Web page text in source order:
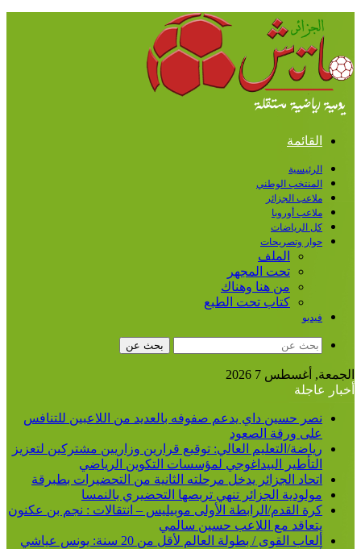
القائمة
الرئيسية
المنتخب الوطني
ملاعب الجزائر
ملاعب أوروبا
كل الرياضات
حوار وتصريحات
الملف
تحت المجهر
من هنا وهناك
كتاب تحت الطبع
فيديو
بحث عن
الجمعة, أغسطس 7 2026
أخبار عاجلة
نصر حسين داي يدعم صفوفه بالعديد من اللاعبين للتنافس
على ورقة الصعود
رياضة/التعليم العالي: توقيع قرارين وزاريين مشتركين لتعزيز
التأطير البيداغوجي لمؤسسات التكوين الرياضي
اتحاد الجزائر يدخل مرحلته الثانية من التحضيرات بطبرقة
مولودية الجزائر تنهي تربصها التحضيري بالنمسا
كرة القدم/الرابطة الأولى موبيليس – انتقالات : نجم بن عكنون
يتعاقد مع اللاعب حسين سالمي
ألعاب القوى / بطولة العالم لأقل من 20 سنة: يونس عياشي